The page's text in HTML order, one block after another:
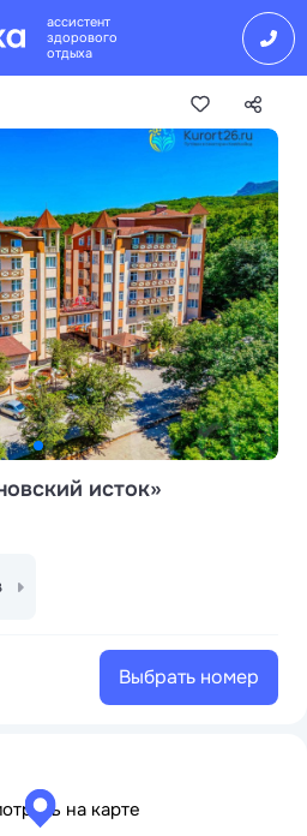
ассистент
здорового
отдыха
исток»
Выбрать номер